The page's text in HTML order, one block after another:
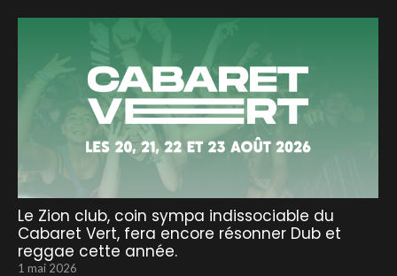
Le Zion club, coin sympa indissociable du
Cabaret Vert, fera encore résonner Dub et
reggae cette année.
1 mai 2026